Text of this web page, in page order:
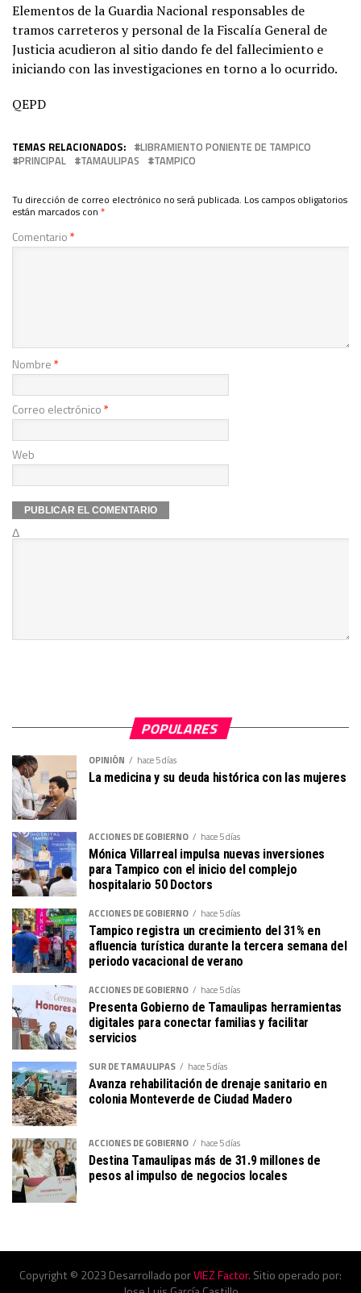
Elementos de la Guardia Nacional responsables de
tramos carreteros y personal de la Fiscalía General de
Justicia acudieron al sitio dando fe del fallecimiento e
iniciando con las investigaciones en torno a lo ocurrido.
QEPD
TEMAS RELACIONADOS:
LIBRAMIENTO PONIENTE DE TAMPICO
PRINCIPAL
TAMAULIPAS TAMPICO
Tu dirección de correo electrónico no será publicada. Los campos obligatorios
están marcados con *
Comentario*
Nombre*
Correo electrónico*
Web
Δ
POPULARES
OPINIÓN hace 5 días
La medicina y su deuda histórica con las mujeres
ACCIONES DE GOBIERNO hace 5 días
Mónica Villarreal impulsa nuevas inversiones
para Tampico con el inicio del complejo
hospitalario 50 Doctors
ACCIONES DE GOBIERNO hace 5 días
Tampico registra un crecimiento del 31% en
afluencia turística durante la tercera semana del
periodo vacacional de verano
ACCIONES DE GOBIERNO hace 5 días
Presenta Gobierno de Tamaulipas herramientas
digitales para conectar familias y facilitar
servicios
SUR DE TAMAULIPAS hace 5 días
Avanza rehabilitación de drenaje sanitario en
colonia Monteverde de Ciudad Madero
ACCIONES DE GOBIERNO hace 5 días
Destina Tamaulipas más de 31.9 millones de
pesos al impulso de negocios locales
Copyright © 2023 Desarrollado porVIEZ Factor. Sitio operado por: